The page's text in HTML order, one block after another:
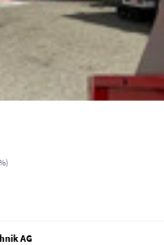
AG